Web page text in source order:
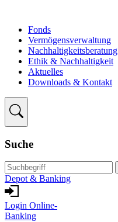
Fonds
Vermögensverwaltung
Nachhaltigkeitsberatung
Ethik & Nachhaltigkeit
Aktuelles
Downloads & Kontakt
Suche
Depot & Banking
Login Online-
Banking